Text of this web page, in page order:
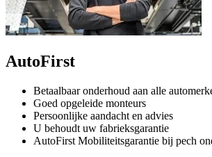
AutoFirst
Betaalbaar onderhoud aan alle
Goed opgeleide monteurs
Persoonlijke aandacht en advies
U behoudt uw fabrieksgarantie
AutoFirst Mobiliteitsgarantie bij pech